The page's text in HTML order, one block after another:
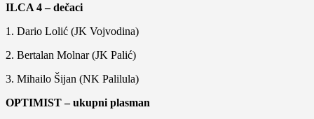
ILCA 4 – dečaci
1. Dario Lolić (JK Vojvodina)
2. Bertalan Molnar (JK Palić)
3. Mihailo Šijan (NK Palilula)
OPTIMIST – ukupni plasman